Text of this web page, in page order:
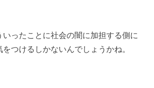
ったことに社会の闇に加担する側に
つけるしかないんでしょうかね。